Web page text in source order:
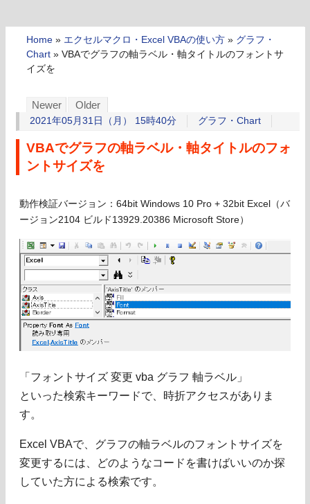
Home » エクセルマクロ・Excel VBAの使い方 » グラフ・
Chart » VBAでグラフの軸ラベル・軸タイトルのフォントサ
イズを
Newer Older
2021年05月31日（月） 15時40分 グラフ・Chart
VBAでグラフの軸ラベル・軸タイトルのフォ
ントサイズを
動作検証バージョン：64bit Windows 10 Pro + 32bit Excel（バ
ージョン2104 ビルド13929.20386 Microsoft Store）
「フォントサイズ 変更 vba グラフ 軸ラベル」
といった検索キーワードで、時折アクセスがありま
す。
Excel VBAで、グラフの軸ラベルのフォントサイズを
変更するには、どのようなコードを書けばいいのか探
していた方による検索です。